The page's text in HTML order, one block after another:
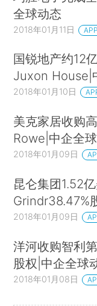
全球动态
2018年01月11日
国锐地产约12
Juxon House|
2018年01月10日
美克家居收购
Rowe|中企全
2018年01月09日
昆仑集团1.52
Grindr38.47%
2018年01月09日
洋河收购智利
股权|中企全球
2018年01月08日